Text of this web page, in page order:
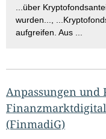
...über
wurden...,
aufgreifen. Aus ...
Anpassungen
(FinmadiG)